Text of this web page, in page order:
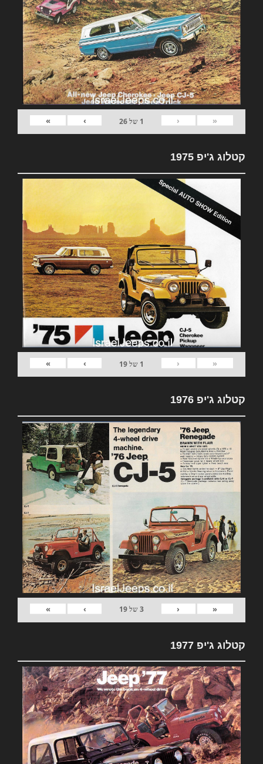
«
‹
1 של26
›
»
קטלוג ג'יפ 1975
«
‹
1 של19
›
»
קטלוג ג'יפ 1976
«
‹
3של19
›
»
קטלוג ג'יפ 1977